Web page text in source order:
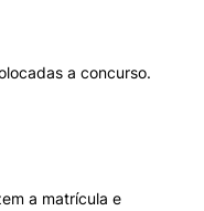
a concurso.
a matrícula e